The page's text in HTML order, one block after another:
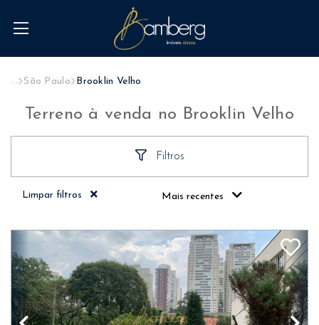
... São Paulo Brooklin Velho
Terreno à venda no Brooklin Velho
Filtros
Limpar filtros Mais recentes